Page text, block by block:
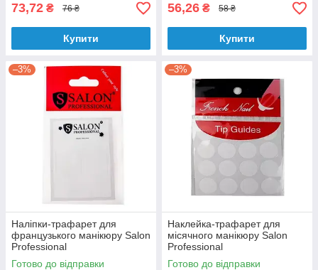
73,72 ₴ 76 ₴
Купити
56,26 ₴ 58 ₴
Купити
–3%
Наліпки-трафарет для
французького манікюру Salon
Professional
Готово до відправки
–3%
Наклейка-трафарет для
місячного манікюру Salon
Professional
Готово до відправки